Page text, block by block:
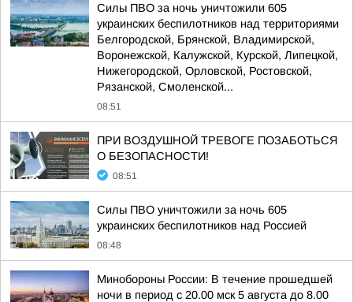
Силы ПВО за ночь уничтожили 605
украинских беспилотников над территориями
Белгородской, Брянской, Владимирской,
Воронежской, Калужской, Курской, Липецкой,
Нижегородской, Орловской, Ростовской,
Рязанской, Смоленской...
08:51
ПРИ ВОЗДУШНОЙ ТРЕВОГЕ ПОЗАБОТЬСЯ
О БЕЗОПАСНОСТИ!
08:51
Силы ПВО уничтожили за ночь 605
украинских беспилотников над Россией
08:48
Минобороны России: В течение прошедшей
ночи в период с 20.00 мск 5 августа до 8.00